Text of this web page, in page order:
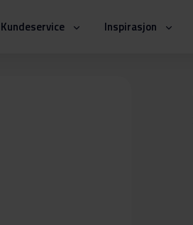
Kundeservice Inspirasjon